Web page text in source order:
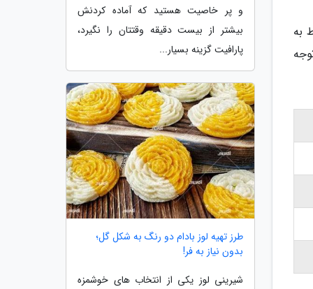
به
و پر خاصیت هستید که آماده کردنش
بیشتر از بیست دقیقه وقتتان را نگیرد،
پارافیت گزینه بسیار...
طرز تهیه لوز بادام دو رنگ به شکل گل؛
بدون نیاز به فر!
شیرینی لوز یکی از انتخاب های خوشمزه